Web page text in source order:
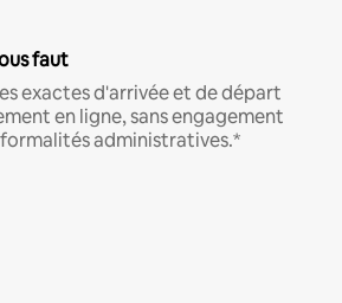
faut
exactes d'arrivée et de départ
en ligne, sans engagement
administratives.*